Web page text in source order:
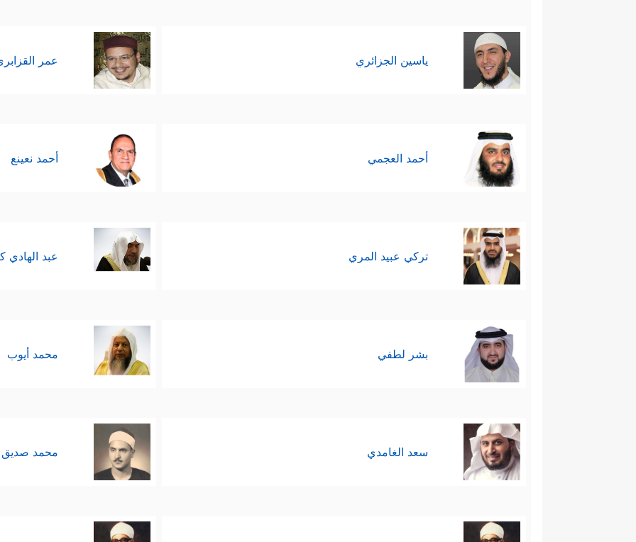
ياسين الجزائري عمر
أحمد العجمي أحمد نعينع
تركي عبيد المري عبد الهادي
بشر لطفي محمد أيوب
سعد الغامدي محمد صديق